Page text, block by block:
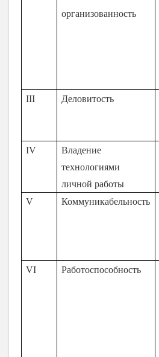
организованность
III
Деловитость
IV
Владение
технологиями
личной работы
V
Коммуникабельность
VI
Работоспособность